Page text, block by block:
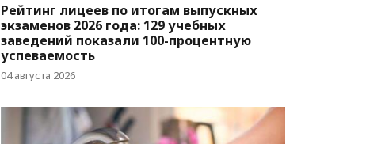
Рейтинг лицеев по итогам выпускных
экзаменов 2026 года: 129 учебных
заведений показали 100-процентную
успеваемость
04 августа 2026